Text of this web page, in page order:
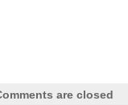
are closed